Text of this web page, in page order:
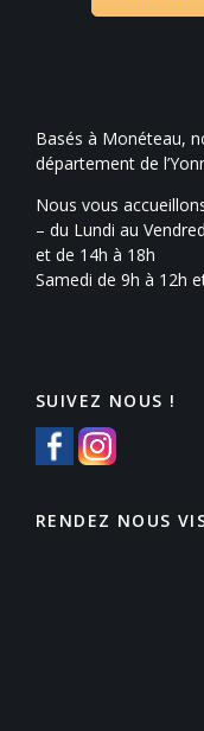
Basés à Monéteau,
département de
Nous vous
– du Lundi au
et de 14h à 18h
Samedi de 9h à 12h
SUIVEZ NOUS !
RENDEZ NOUS